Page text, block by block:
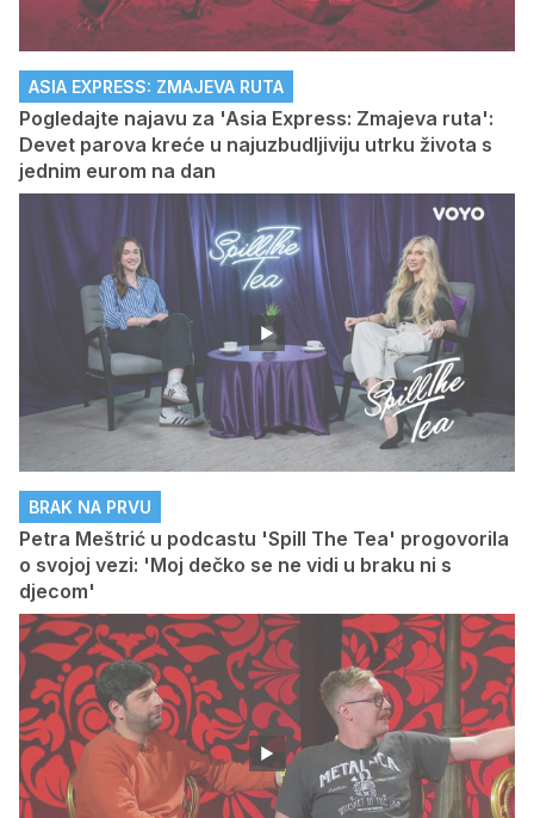
ASIA EXPRESS: ZMAJEVA RUTA
Pogledajte najavu za 'Asia Express: Zmajeva ruta':
Devet parova kreće u najuzbudljiviju utrku života s
jednim eurom na dan
BRAK NA PRVU
Petra Meštrić u podcastu 'Spill The Tea' progovorila
o svojoj vezi: 'Moj dečko se ne vidi u braku ni s
djecom'